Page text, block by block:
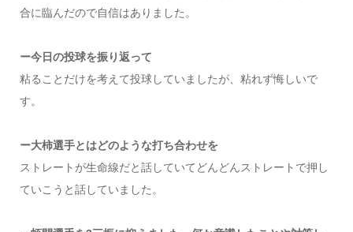
合に臨んだので自信はありました。
ー今日の投球を振り返って
粘ることだけを考えて投球していましたが、粘れず悔しいで
す。
ー大柿選手とはどのような打ち合わせを
ストレートが生命線だと話していてどんどんストレートで押し
ていこうと話していました。